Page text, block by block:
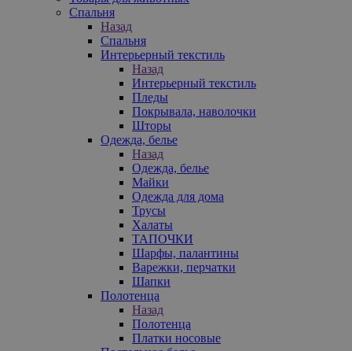
Спальня
Назад
Спальня
Интерьерный текстиль
Назад
Интерьерный текстиль
Пледы
Покрывала, наволочки
Шторы
Одежда, белье
Назад
Одежда, белье
Майки
Одежда для дома
Трусы
Халаты
ТАПОЧКИ
Шарфы, палантины
Варежки, перчатки
Шапки
Полотенца
Назад
Полотенца
Платки носовые